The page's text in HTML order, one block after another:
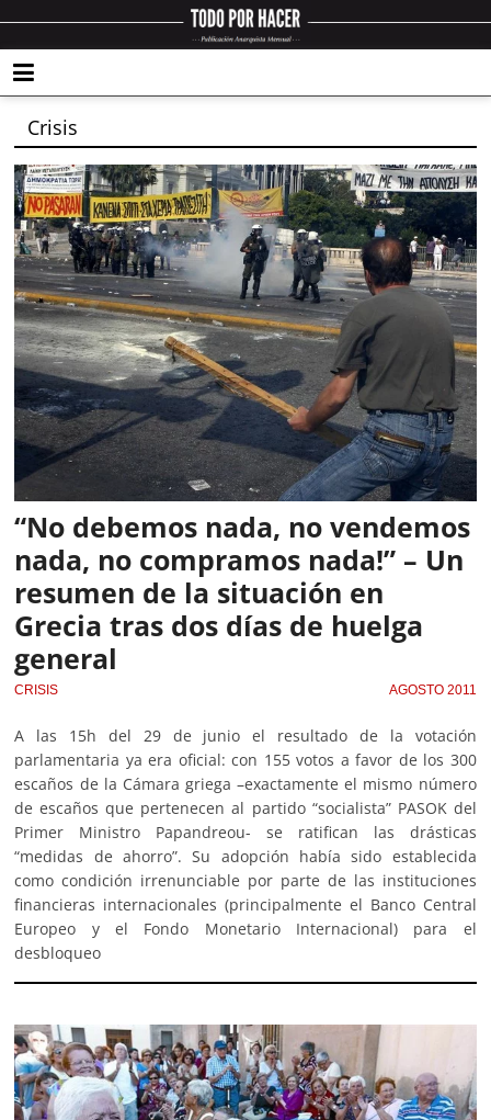
Crisis
“No debemos nada, no vendemos
nada, no compramos nada!” – Un
resumen de la situación en
Grecia tras dos días de huelga
general
CRISIS AGOSTO 2011
A las 15h del 29 de junio el resultado de la votación
parlamentaria ya era oficial: con 155 votos a favor de los 300
escaños de la Cámara griega –exactamente el mismo número
de escaños que pertenecen al partido “socialista” PASOK del
Primer Ministro Papandreou- se ratifican las drásticas
“medidas de ahorro”. Su adopción había sido establecida
como condición irrenunciable por parte de las instituciones
financieras internacionales (principalmente el Banco Central
Europeo y el Fondo Monetario Internacional) para el
desbloqueo